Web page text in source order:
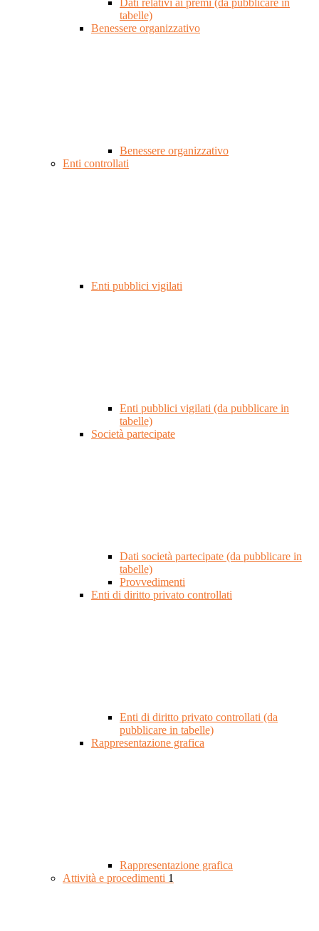
Dati relativi ai premi (da pubblicare in
tabelle)
Benessere organizzativo
Benessere organizzativo
Enti controllati
Enti pubblici vigilati
Enti pubblici vigilati (da pubblicare in
tabelle)
Società partecipate
Dati società partecipate (da pubblicare in
tabelle)
Provvedimenti
Enti di diritto privato controllati
Enti di diritto privato controllati (da
pubblicare in tabelle)
Rappresentazione grafica
Rappresentazione grafica
Attività e procedimenti 1